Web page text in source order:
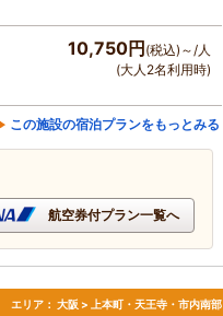
10,750円 (税込)～/人
(大人2名利用時)
この施設の宿泊プランをもっとみる
航空券付プラン一覧へ
エリア： 大阪 > 上本町・天王寺・市内南部